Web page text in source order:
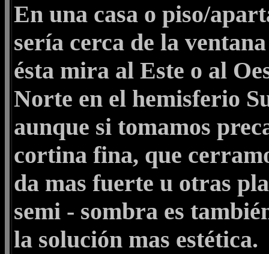
En una casa o piso/
sería cerca de la
ésta mira al Este o al
Norte en el hemisferio
aunque si tomamos
cortina fina, que
da mas fuerte u otras
semi - sombra es
la solución mas estética.